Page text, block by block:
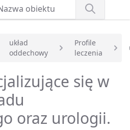
układ
oddechowy
Profile
leczenia
się w
oraz urologii.